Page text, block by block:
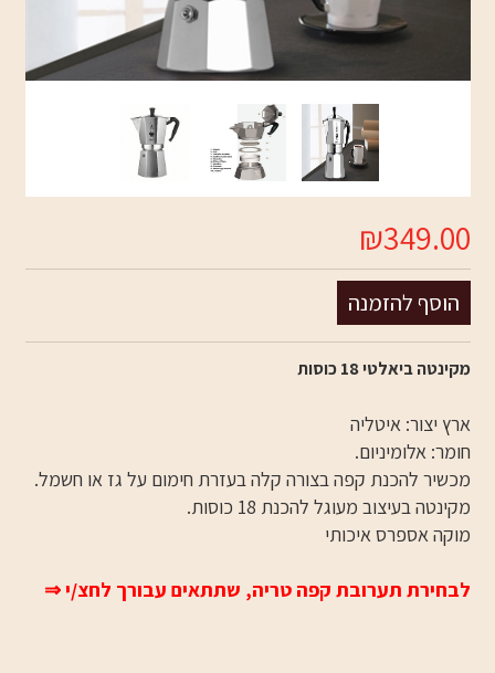
₪349.00
מקינטה ביאלטי 18 כוסות
ארץ יצור: איטליה
חומר: אלומיניום.
מכשיר להכנת קפה בצורה קלה בעזרת חימום על גז או חשמל.
מקינטה בעיצוב מעוגל להכנת 18 כוסות.
מוקה אספרס איכותי
לבחירת תערובת קפה טריה, שתתאים עבורך לחצ/י⇒